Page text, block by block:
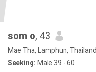
som o, 43
Mae Tha, Lamphun, Thailand
Seeking: Male 39 - 60